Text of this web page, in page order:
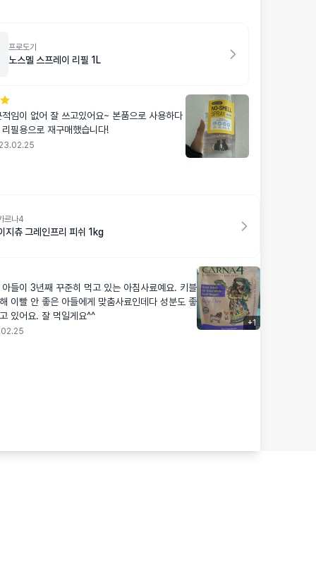
프로도기
노스멜 스프레이 리필 1L
임이 없어 잘 쓰고있어요~ 본품으로 사용하다
필용으로 재구매했습니다!
르나4
지츄 그레인프리 피쉬 1kg
들이 3년째 꾸준히 먹고 있는 아침사료예요. 키블
이빨 안 좋은 아들에게 맞춤사료인데다 성분도 좋
있어요. 잘 먹일게요^^
+1